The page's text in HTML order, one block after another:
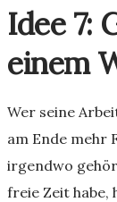
Idee 7:
einem
Wer seine
am Ende mehr
irgendwo
freie Zeit habe,